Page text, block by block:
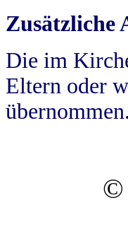
Zusätzliche
Die im
Eltern oder
übernommen.
©